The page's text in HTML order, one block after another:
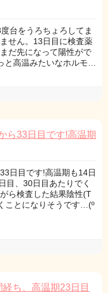
台をうろちょろしてま
せん。13日目に検査薬
だ先になって陽性がで
と高温みたいなホルモ…
ら33日目です!高温期
日目です!高温期も14日
、30日目あたりでく
ら検査した結果陰性(T
ことになりそうです…(º
ち、高温期23日目